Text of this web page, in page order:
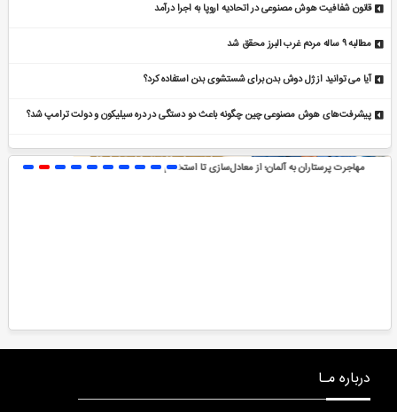
قانون شفافیت هوش مصنوعی در اتحادیه اروپا به اجرا درآمد
مطالبه ۹ ساله مردم غرب البرز محقق شد
آیا می توانید از ژل دوش بدن برای شستشوی بدن استفاده کرد؟
پیشرفت‌های هوش مصنوعی چین چگونه باعث دو دستگی در دره سیلیکون و دولت ترامپ شد؟
معادل‌سازی تا استخدام آیا آب گازدار برای
درباره مـا